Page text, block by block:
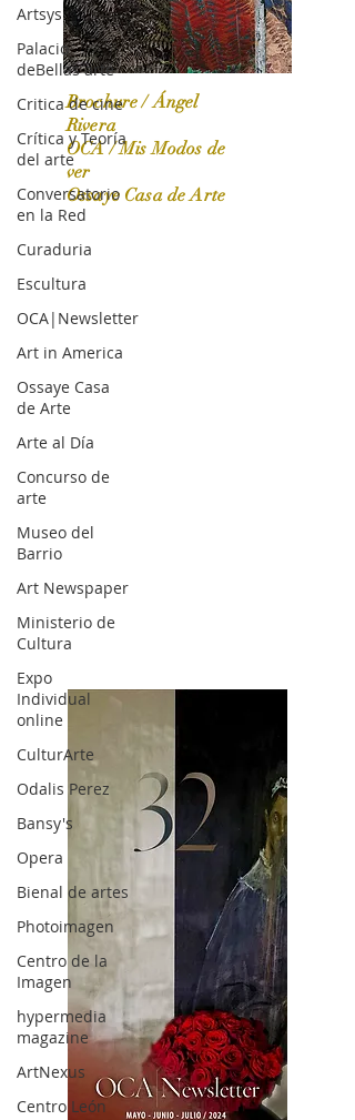
Artsys
Palacio
deBellas arte
Critica de cine
Crítica y Teoría
del arte
Conversatorio
en la Red
Curaduria
Escultura
OCA|Newsletter
Art in America
Ossaye Casa
de Arte
Arte al Día
Concurso de
arte
Museo del
Barrio
Art Newspaper
Ministerio de
Cultura
Expo
Individual
online
CulturArte
Odalis Perez
Bansy's
Opera
Bienal de artes
Photoimagen
Centro de la
Imagen
hypermedia
magazine
ArtNexus
Centro León
OCA|News 31 / Marzo-Abril / 2024
Brochure / Ángel
Rivera
OCA / Mis Modos de
ver
Ossaye Casa de Arte